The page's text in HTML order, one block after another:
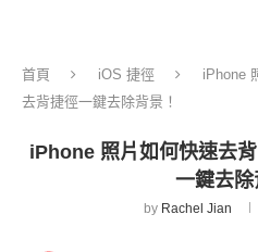
首頁 iOS 捷徑
iPhone
去背捷徑一鍵去除背景！
iPhone 照片如何快速去
一鍵去除
by Rachel Jian